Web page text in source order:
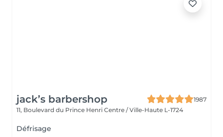
jack’s barbershop
1987
11, Boulevard du Prince Henri Centre / Ville-Haute L-1724
Défrisage